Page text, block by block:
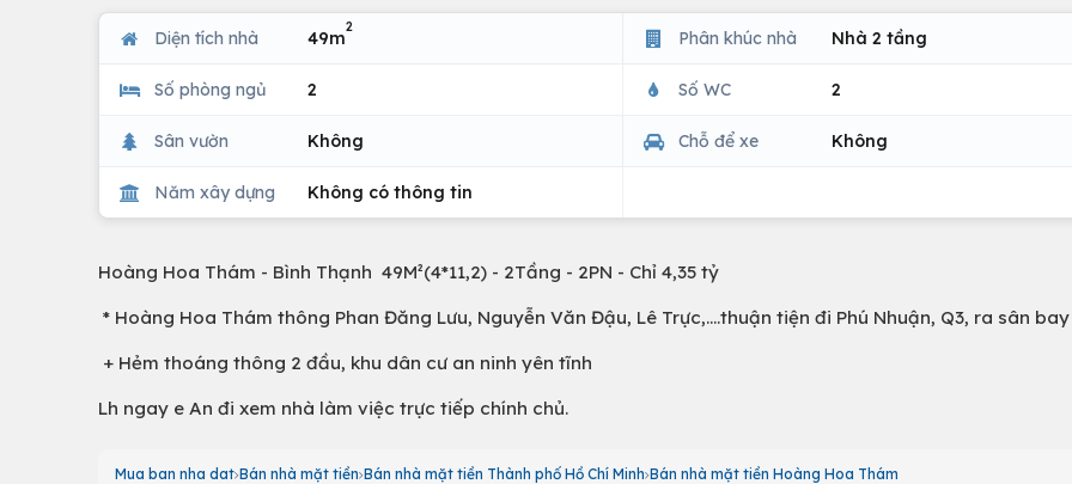
Diện tích nhà 49m
2
Phân khúc nhà Nhà 2 tầng
Số phòng ngủ 2 Số WC 2
Sân vườn Không Chỗ để xe Không
Năm xây dựng Không có thông tin
Hoàng Hoa Thám - Bình Thạnh 49M²(4*11,2) - 2Tầng - 2PN - Chỉ 4,35 tỷ
* Hoàng Hoa Thám thông Phan Đăng Lưu, Nguyễn Văn Đậu, Lê Trực,....thuận tiện đi Phú Nhuận, Q3, ra sân
+ Hẻm thoáng thông 2 đầu, khu dân cư an ninh yên tĩnh
Lh ngay e An đi xem nhà làm việc trực tiếp chính chủ.
Mua ban nha dat Bán nhà mặt tiền Bán nhà mặt tiền Thành phố Hồ Chí Minh Bán nhà mặt tiền Hoàng Hoa Thám